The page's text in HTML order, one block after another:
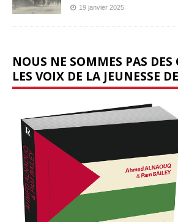
19 janvier 2025
NOUS NE SOMMES PAS DES
LES VOIX DE LA JEUNESSE